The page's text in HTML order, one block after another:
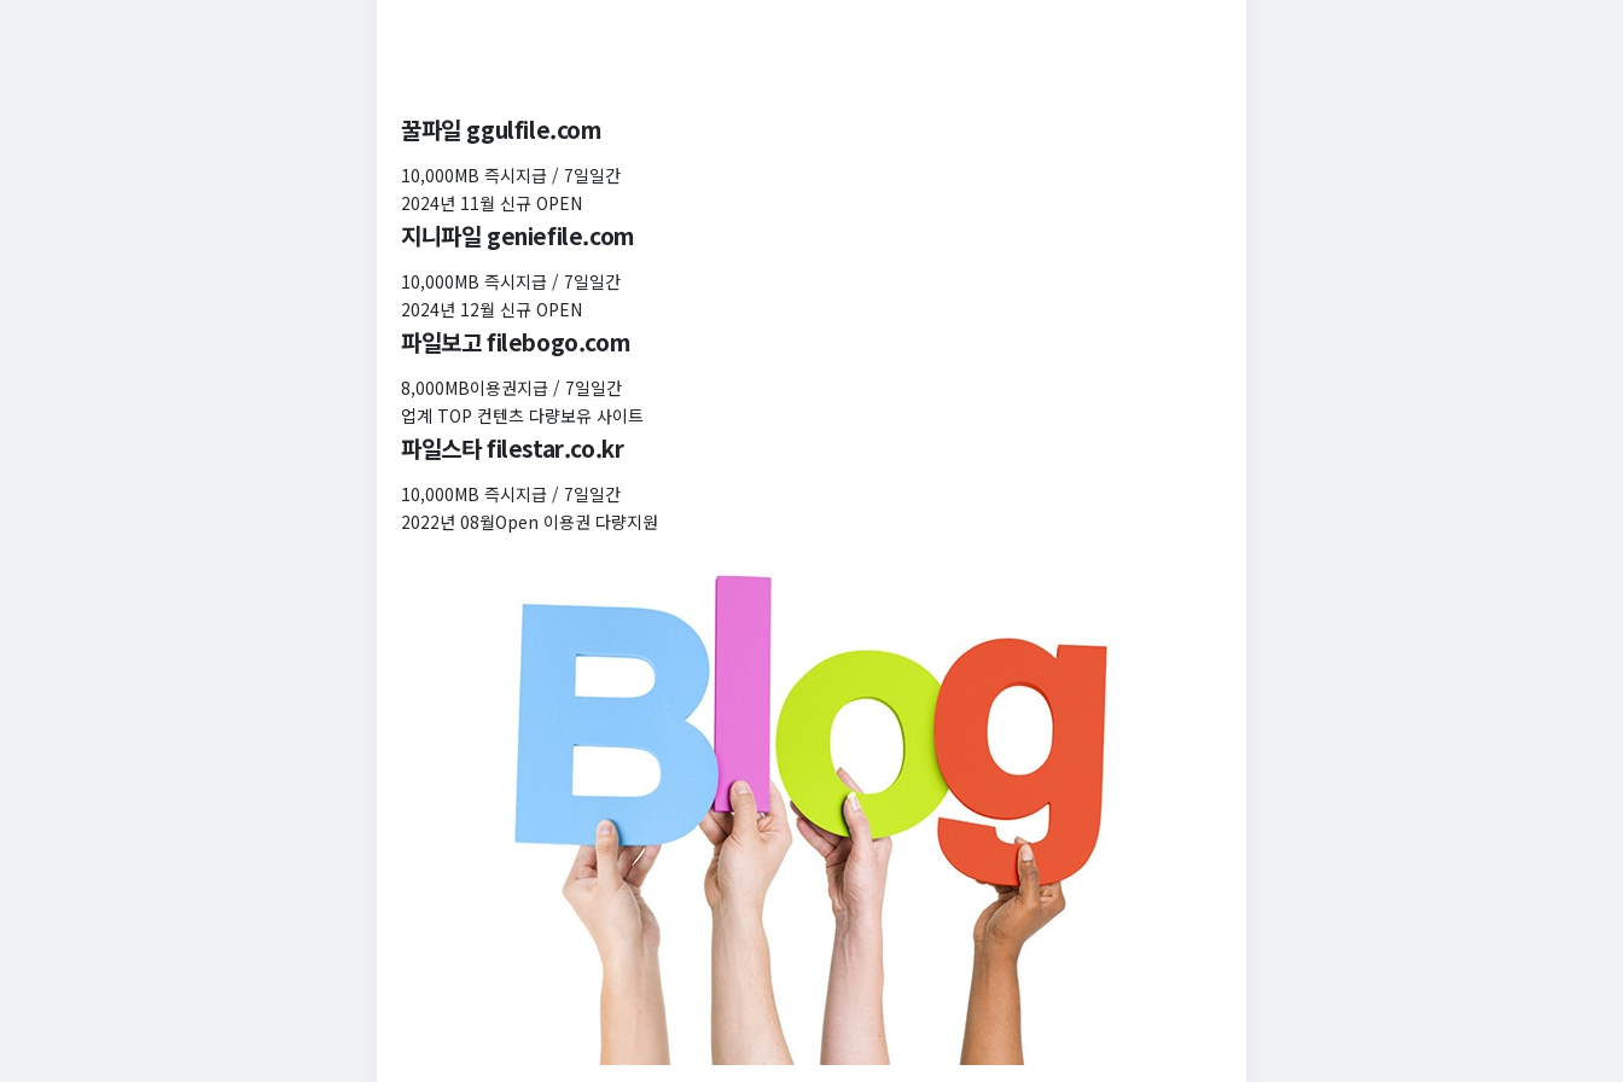
꿀파일 ggulfile.com
10,000MB 즉시지급 / 7일일간
2024년 11월 신규 OPEN
지니파일 geniefile.com
10,000MB 즉시지급 / 7일일간
2024년 12월 신규 OPEN
파일보고 filebogo.com
8,000MB이용권지급 / 7일일간
업계 TOP 컨텐츠 다량보유 사이트
파일스타 filestar.co.kr
10,000MB 즉시지급 / 7일일간
2022년 08월Open 이용권 다량지원